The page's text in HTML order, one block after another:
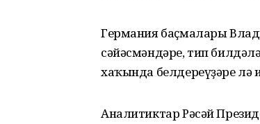
Германия баҫмалары
сәйәсмәндәре, тип
хаҡында белдереүҙәре лә
Аналитиктар Рәсәй